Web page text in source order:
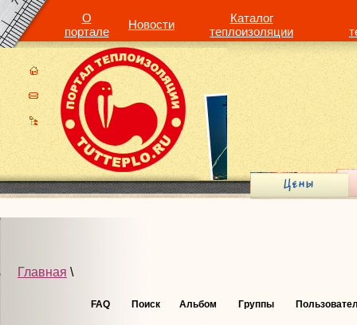
О
портале
Новости
Каталог
теплоизоляции
Главная \
FAQ Поиск Альбом Группы